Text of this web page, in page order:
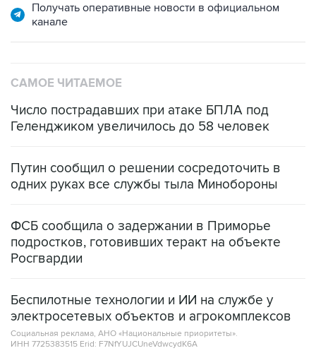
Получать оперативные новости в официальном
канале
САМОЕ ЧИТАЕМОЕ
Число пострадавших при атаке БПЛА под
Геленджиком увеличилось до 58 человек
Путин сообщил о решении сосредоточить в
одних руках все службы тыла Минобороны
ФСБ сообщила о задержании в Приморье
подростков, готовивших теракт на объекте
Росгвардии
Беспилотные технологии и ИИ на службе у
электросетевых объектов и агрокомплексов
Социальная реклама, АНО «Национальные приоритеты».
ИНН 7725383515 Erid: F7NfYUJCUneVdwcydK6A